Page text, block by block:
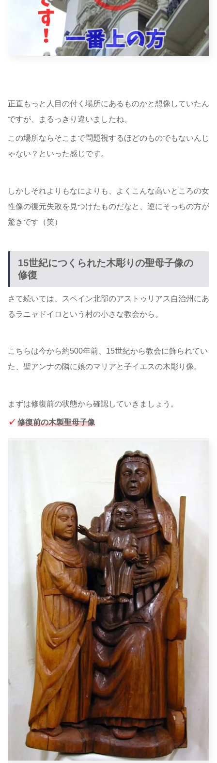
正直もっと人目の付く場所にあるものかと想像していたん
ですが、まるっきり違いましたね。
この場所ならそこまで問題視するほどのものでもないんじ
ゃない？といった感じです。
しかしそれよりもなによりも、よくこんな高いところの女
性像の復元失敗を見つけたものだなと、逆にそっちの方が
驚きです（笑）
15世紀につくられた木彫りの聖母子像の
修復
さて続いては、スペイン北部のアストゥリアス自治州にあ
るラニャドイロという村の小さな教会から。
こちらは今から約500年前、15世紀から教会に飾られてい
た、聖アンナの隣に娘のマリアと子イエスの木彫り像。
まずは修復前の状態から確認していきましょう。
✓ 修復前の木製聖母子像